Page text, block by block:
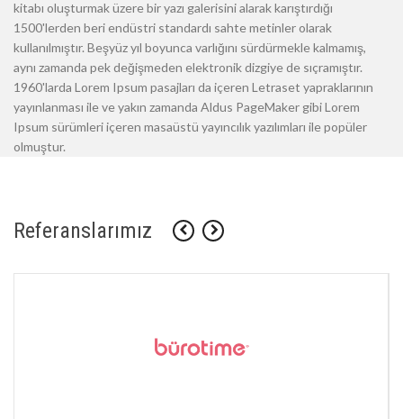
kitabı oluşturmak üzere bir yazı galerisini alarak karıştırdığı
1500'lerden beri endüstri standardı sahte metinler olarak
kullanılmıştır. Beşyüz yıl boyunca varlığını sürdürmekle kalmamış,
aynı zamanda pek değişmeden elektronik dizgiye de sıçramıştır.
1960'larda Lorem Ipsum pasajları da içeren Letraset yapraklarının
yayınlanması ile ve yakın zamanda Aldus PageMaker gibi Lorem
Ipsum sürümleri içeren masaüstü yayıncılık yazılımları ile popüler
olmuştur.
Referanslarımız